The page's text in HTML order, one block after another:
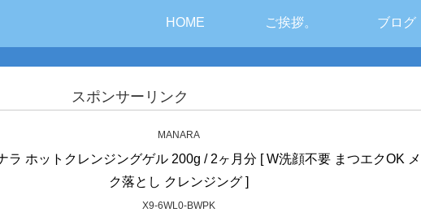
HOME ご挨拶。 ブログ
スポンサーリンク
MANARA
ラ ホットクレンジングゲル 200g / 2ヶ月分 [ W洗顔不要 まつエクOK
ク落とし クレンジング ]
X9-6WL0-BWPK